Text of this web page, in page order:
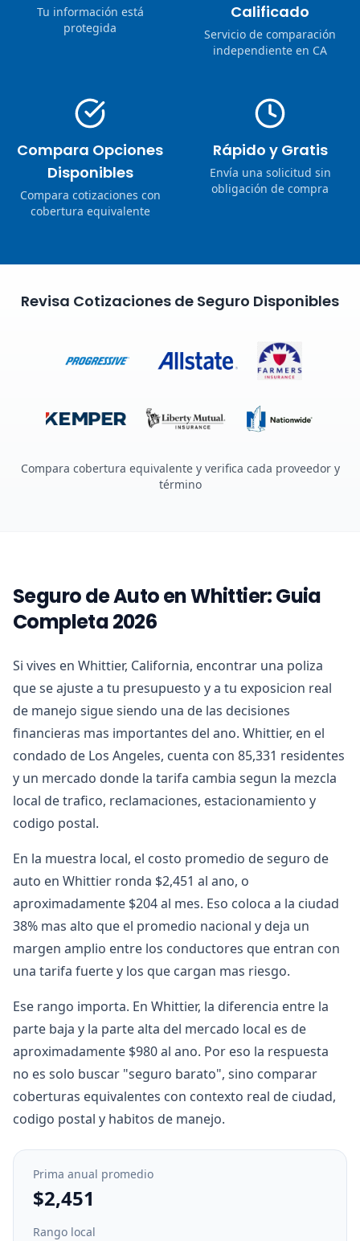
Tu información está
protegida
Calificado
Servicio de comparación
independiente en CA
Compara Opciones
Disponibles
Compara cotizaciones con
cobertura equivalente
Rápido y Gratis
Envía una solicitud sin
obligación de compra
Revisa Cotizaciones de Seguro Disponibles
Compara cobertura equivalente y verifica cada proveedor y
término
Seguro de Auto en Whittier: Guia
Completa 2026
Si vives en Whittier, California, encontrar una poliza
que se ajuste a tu presupuesto y a tu exposicion real
de manejo sigue siendo una de las decisiones
financieras mas importantes del ano. Whittier, en el
condado de Los Angeles, cuenta con 85,331 residentes
y un mercado donde la tarifa cambia segun la mezcla
local de trafico, reclamaciones, estacionamiento y
codigo postal.
En la muestra local, el costo promedio de seguro de
auto en Whittier ronda $2,451 al ano, o
aproximadamente $204 al mes. Eso coloca a la ciudad
38% mas alto que el promedio nacional y deja un
margen amplio entre los conductores que entran con
una tarifa fuerte y los que cargan mas riesgo.
Ese rango importa. En Whittier, la diferencia entre la
parte baja y la parte alta del mercado local es de
aproximadamente $980 al ano. Por eso la respuesta
no es solo buscar "seguro barato", sino comparar
coberturas equivalentes con contexto real de ciudad,
codigo postal y habitos de manejo.
Prima anual promedio
$2,451
Rango local